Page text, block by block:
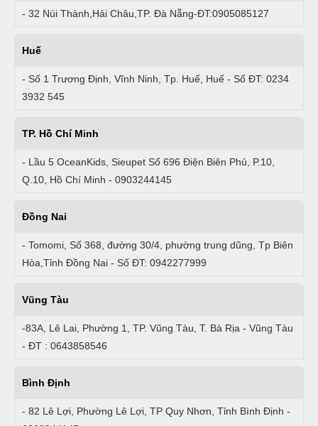
- 32 Núi Thành,Hải Châu,TP. Đà Nẵng-ĐT:0905085127
Huế
- Số 1 Trương Định, Vĩnh Ninh, Tp. Huế, Huế - Số ĐT: 0234
3932 545
TP. Hồ Chí Minh
- Lầu 5 OceanKids, Sieupet Số 696 Điện Biên Phủ, P.10,
Q.10, Hồ Chí Minh - 0903244145
Đồng Nai
- Tomomi, Số 368, đường 30/4, phường trung dũng, Tp Biên
Hòa,Tỉnh Đồng Nai - Số ĐT: 0942277999
Vũng Tàu
-83A, Lê Lai, Phường 1, TP. Vũng Tàu, T. Bà Rịa - Vũng Tàu
- ĐT : 0643858546
Bình Định
- 82 Lê Lợi, Phường Lê Lợi, TP Quy Nhơn, Tỉnh Bình Định -